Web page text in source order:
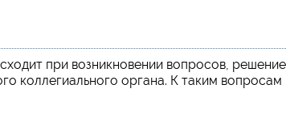
при возникновении вопросов, решение
коллегиального органа. К таким вопросам